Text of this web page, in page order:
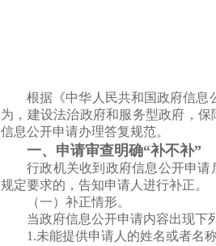
根据《中华人民共和国政府信息
为，建设法治政府和服务型政府，
信息公开申请办理答复规范。
一、申请审查明确“补不补”
行政机关收到政府信息公开申
规定要求的，告知申请人进行补正。
（一）补正情形。
当政府信息公开申请内容出现下
1.未能提供申请人的姓名或者名